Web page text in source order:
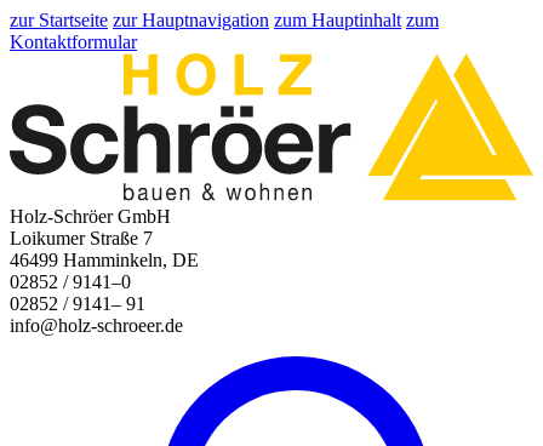
zur Startseite zur Hauptnavigation zum Hauptinhalt zum
Kontaktformular
Holz-Schröer GmbH
Loikumer Straße 7
46499 Hamminkeln, DE
02852 / 9141–0
02852 / 9141– 91
info@holz-schroeer.de